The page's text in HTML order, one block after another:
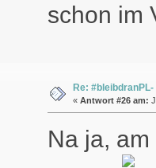
schon im
Re:
« Antwort #26 am:
Na ja,